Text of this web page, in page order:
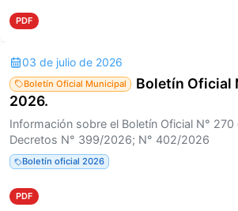
PDF
03 de julio de 2026
Boletín Oficial Municipal
Boletín Oficial
2026.
Información sobre el Boletín Oficial N° 270
Decretos N° 399/2026; N° 402/2026
Boletín oficial 2026
PDF